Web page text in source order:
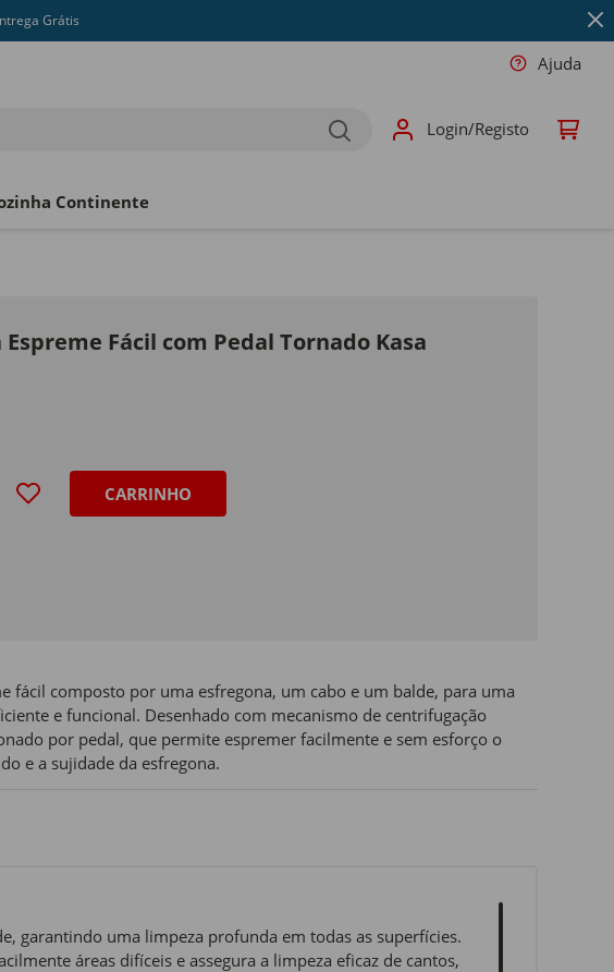
Grátis
Ajuda
Login/Registo
Continente
Fácil com Pedal Tornado Kasa
CARRINHO
fácil composto por uma esfregona, um cabo e um balde, para uma
e funcional. Desenhado com mecanismo de centrifugação
por pedal, que permite espremer facilmente e sem esforço o
e a sujidade da esfregona.
garantindo uma limpeza profunda em todas as superfícies.
áreas difíceis e assegura a limpeza eficaz de cantos,